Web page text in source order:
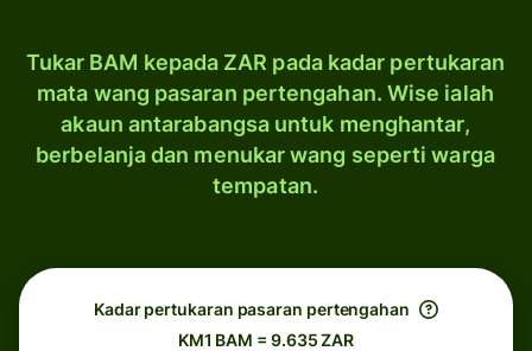
Tukar BAM kepada ZAR pada kadar pertukaran
mata wang pasaran pertengahan. Wise ialah
akaun antarabangsa untuk menghantar,
berbelanja dan menukar wang seperti warga
tempatan.
Kadar pertukaran pasaran pertengahan
KM1 BAM = 9.635 ZAR